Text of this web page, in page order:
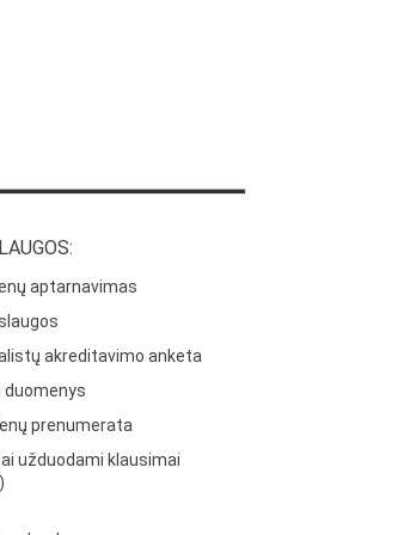
aptarnavimas
akreditavimo anketa
duomenys
prenumerata
užduodami klausimai